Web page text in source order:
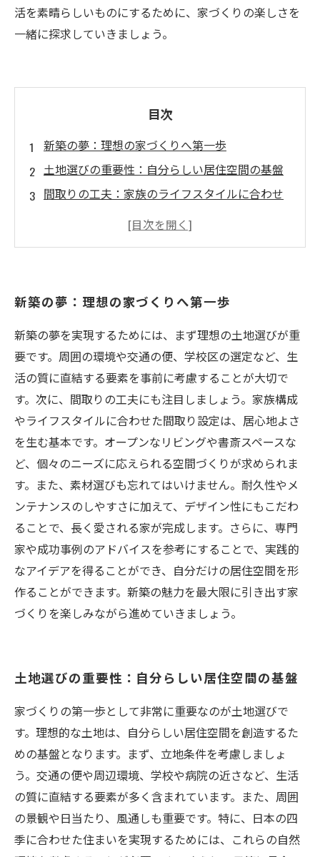
活を素晴らしいものにするために、家づくりの楽しさを
一緒に探求していきましょう。
目次
新築の夢：理想の家づくりへ第一歩
土地選びの重要性：自分らしい居住空間の基盤
間取りの工夫：家族のライフスタイルに合わせ
新築を楽しむ：個性を反映した住まいの実現
新しい生活の始まり：魅力的な居住空間がもた
らす未来
新築の夢：理想の家づくりへ第一歩
新築の夢を実現するためには、まず理想の土地選びが重
要です。周囲の環境や交通の便、学校区の選定など、生
活の質に直結する要素を事前に考慮することが大切で
す。次に、間取りの工夫にも注目しましょう。家族構成
やライフスタイルに合わせた間取り設定は、居心地よさ
を生む基本です。オープンなリビングや書斎スペースな
ど、個々のニーズに応えられる空間づくりが求められま
す。また、素材選びも忘れてはいけません。耐久性やメ
ンテナンスのしやすさに加えて、デザイン性にもこだわ
ることで、長く愛される家が完成します。さらに、専門
家や成功事例のアドバイスを参考にすることで、実践的
なアイデアを得ることができ、自分だけの居住空間を形
作ることができます。新築の魅力を最大限に引き出す家
づくりを楽しみながら進めていきましょう。
土地選びの重要性：自分らしい居住空間の基盤
家づくりの第一歩として非常に重要なのが土地選びで
す。理想的な土地は、自分らしい居住空間を創造するた
めの基盤となります。まず、立地条件を考慮しましょ
う。交通の便や周辺環境、学校や病院の近さなど、生活
の質に直結する要素が多く含まれています。また、周囲
の景観や日当たり、風通しも重要です。特に、日本の四
季に合わせた住まいを実現するためには、これらの自然